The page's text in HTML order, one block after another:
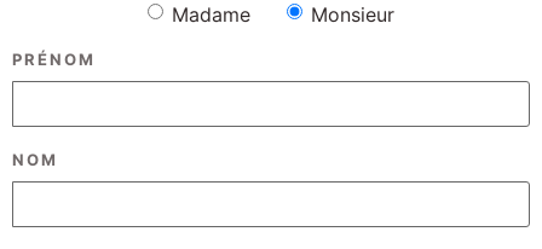
Madame Monsieur
PRÉNOM
NOM